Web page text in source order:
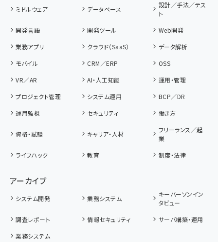
ミドルウェア データベース
設計／手法／テス
ト
開発言語
開発ツール
Web開発
業務アプリ
クラウド（SaaS）
データ解析
モバイル
CRM／ERP
OSS
VR／AR
AI・人工知能
運用・管理
プロジェクト管理
システム運用
BCP／DR
運用監視
セキュリティ 働き方
資格・試験 キャリア・人材
フリーランス／起
業
ライフハック
教育 制度・法律
アーカイブ
システム開発 業務システム
キーパーソンイン
タビュー
調査レポート
情報セキュリティ
サーバ構築・運用
業務システム